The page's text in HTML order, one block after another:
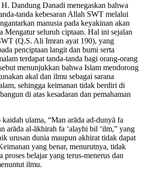
Dandung Danadi menegaskan bahwa
tanda kebesaran Allah SWT melalui
manusia pada keyakinan akan
Mengatur seluruh ciptaan. Hal ini sejalan
(Q.S. Ali Imran ayat 190), yang
penciptaan langit dan bumi serta
terdapat tanda-tanda bagi orang-orang
menunjukkan bahwa Islam mendorong
akal dan ilmu sebagai sarana
sehingga keimanan tidak berdiri di
di atas kesadaran dan pemahaman
ulama, “Man arāda ad-dunyā fa
arāda al-ākhirah fa ‘alayhi bil ‘ilm,” yang
urusan dunia maupun akhirat tidak dapat
yang benar, menurutnya, tidak
belajar yang terus-menerus dan
ilmu.